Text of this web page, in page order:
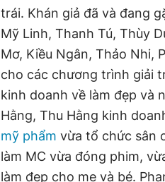
trái. Khán giả đã và đang
Mỹ Linh, Thanh Tú, Thùy
Mơ, Kiều Ngân, Thảo Nhi,
cho các chương trình giải
kinh doanh về làm đẹp và
Hằng, Thu Hằng kinh
mỹ phẩm vừa tổ chức sân
làm MC vừa đóng phim,
làm đẹp cho mẹ và bé.